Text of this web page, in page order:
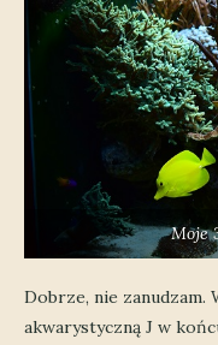
Moje
Dobrze, nie zanudzam.
akwarystyczną J w